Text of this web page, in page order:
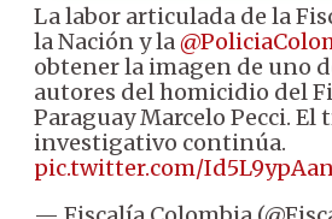
La labor articulada de la
la Nación y la
obtener la imagen de uno
autores del homicidio del
Paraguay Marcelo Pecci. El
investigativo continúa.
pic.twitter.com/